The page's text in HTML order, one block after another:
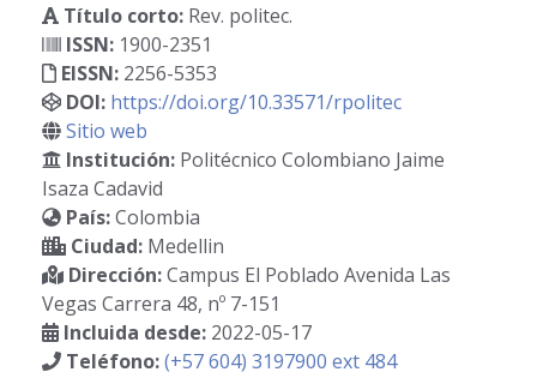
Título corto: Rev. politec.
ISSN: 1900-2351
EISSN: 2256-5353
DOI: https://doi.org/10.33571/rpolitec
Sitio web
Institución: Politécnico Colombiano Jaime
Isaza Cadavid
País:Colombia
Ciudad: Medellin
Dirección:Campus El Poblado Avenida Las
Vegas Carrera 48, nº 7-151
Incluida desde: 2022-05-17
Teléfono:(+57 604) 3197900 ext 484